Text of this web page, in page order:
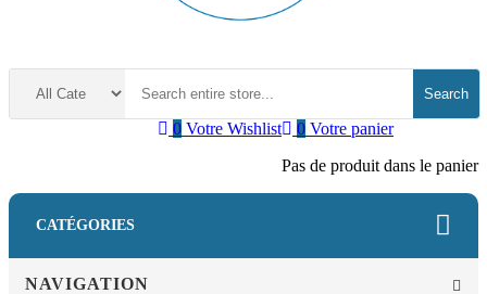
Search
0 Votre panier
Pas de produit dans le panier
0 Votre Wishlist
CATÉGORIES
NAVIGATION